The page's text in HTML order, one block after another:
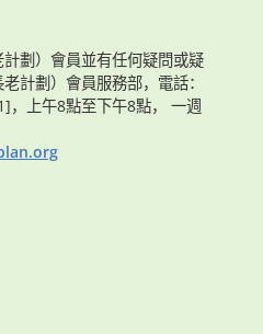
劃）會員並有任何疑問或疑
計劃）會員服務部，電話：
，上午8點至下午8點， 一週